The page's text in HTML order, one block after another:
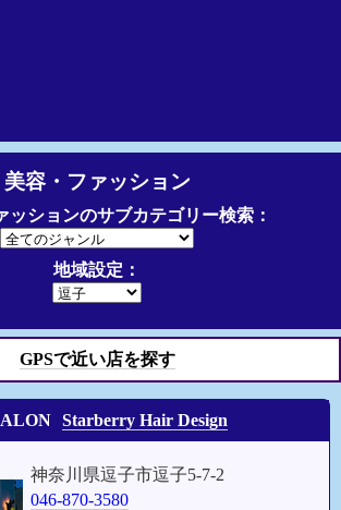
美容・ファッション
ッションのサブカテゴリー検索：
地域設定：
GPSで近い店を探す
Starberry Hair Design
神奈川県逗子市逗子5-7-2
046-870-3580